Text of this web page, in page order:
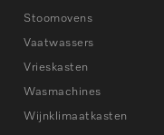
Stoomovens
Vaatwassers
Vrieskasten
Wasmachines
Wijnklimaatkasten